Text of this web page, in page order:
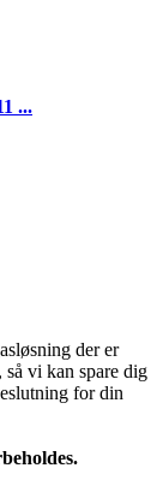
...
der er
så vi kan spare dig
for din